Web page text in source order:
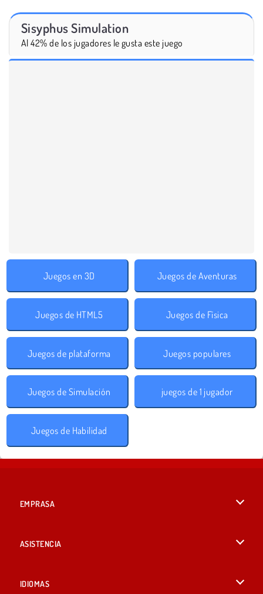
Sisyphus Simulation
Al 42% de los jugadores le gusta este juego
Juegos en 3D Juegos de Aventuras
Juegos de HTML5 Juegos de Física
Juegos de plataforma Juegos populares
Juegos de Simulación juegos de 1 jugador
Juegos de Habilidad
EMPRASA
ASISTENCIA
IDIOMAS